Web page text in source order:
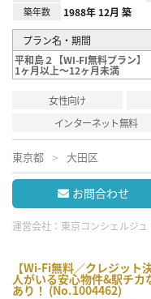
築年数 1988年 12月 築
プラン名・期間
平和島２【WI-FI無料プラン】
1ヶ月以上～12ヶ月未満
女性向け
インターネット無料
東京都 大田区
お問合わせ
運営会社： 東京コンシェルジュ
【Wi-Fi無料／クレジッ
人がいる安心物件&駅チ
あり！ (No.1004462)